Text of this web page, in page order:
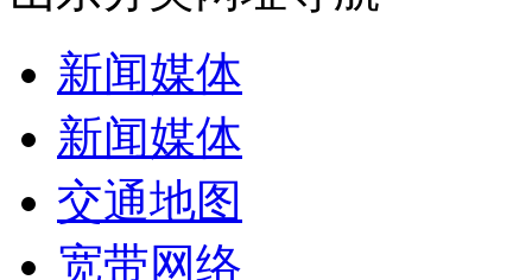
新闻媒体
新闻媒体
交通地图
宽带网络